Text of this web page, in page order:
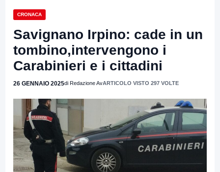
CRONACA
Savignano Irpino: cade in un
tombino,intervengono i
Carabinieri e i cittadini
26 GENNAIO 2025di Redazione AvARTICOLO VISTO 297 VOLTE